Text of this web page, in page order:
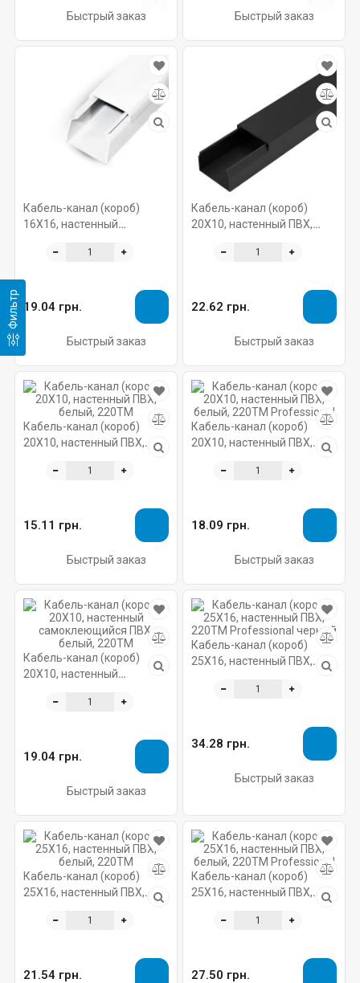
Фильтр
Быстрый заказ Быстрый заказ
Кабель-канал (короб)
16X16, настенный
белый, 220ТМ
19.04 грн.
Быстрый заказ
Кабель-канал (короб)
20X10, настенный ПВХ,
22.62 грн.
Быстрый заказ
Кабель-канал (короб)
20X10, настенный ПВХ,
15.11 грн.
Быстрый заказ
Кабель-канал (короб)
20X10, настенный ПВХ,
18.09 грн.
Быстрый заказ
Кабель-канал (короб)
20X10, настенный
белый, 220ТМ
19.04 грн.
Быстрый заказ
Кабель-канал (короб)
25X16, настенный ПВХ,
34.28 грн.
Быстрый заказ
Кабель-канал (короб)
25X16, настенный ПВХ,
21.54 грн.
Кабель-канал (короб)
25X16, настенный ПВХ,
27.50 грн.